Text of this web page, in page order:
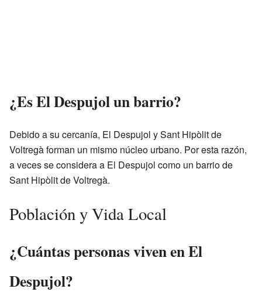
¿Es El Despujol un barrio?
Debido a su cercanía, El Despujol y Sant Hipòlit de
Voltregà forman un mismo núcleo urbano. Por esta razón,
a veces se considera a El Despujol como un barrio de
Sant Hipòlit de Voltregà.
Población y Vida Local
¿Cuántas personas viven en El
Despujol?